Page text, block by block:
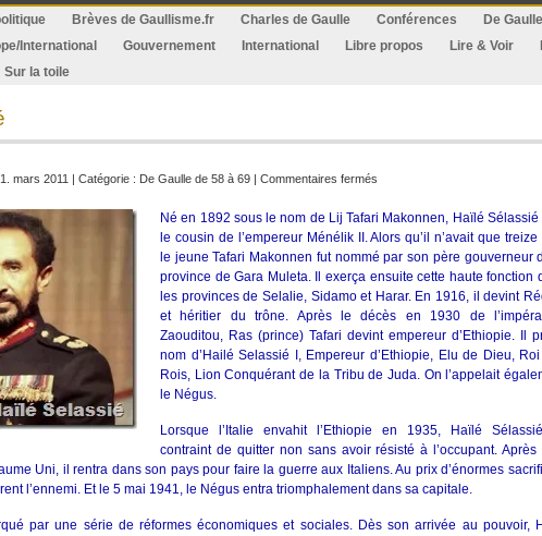
Brèves de Gaullisme.fr Charles de Gaulle Conférences De
International Gouvernement International Libre propos Lire & Voir
Sur la toile
mars 2011 | Catégorie : De Gaulle de 58 à 69 | Commentaires fermés
Selassié
Né en 1892 sous le nom de Lij Tafari Makonnen, Haïlé Sélassié
le cousin de l’empereur Ménélik II. Alors qu’il n’avait que treize
le jeune Tafari Makonnen fut nommé par son père gouverneur
province de Gara Muleta. Il exerça ensuite cette haute fonction
les provinces de Selalie, Sidamo et Harar. En 1916, il devint
et héritier du trône. Après le décès en 1930 de
Zaouditou, Ras (prince) Tafari devint empereur d’Ethiopie. Il
nom d’Hailé Selassié I, Empereur d’Ethiopie, Elu de Dieu,
Rois, Lion Conquérant de la Tribu de Juda. On l’appelait
le Négus.
Lorsque l’Italie envahit l’Ethiopie en 1935, Haïlé
contraint de quitter non sans avoir résisté à l’occupant. Après
Uni, il rentra dans son pays pour faire la guerre aux Italiens. Au prix d’énormes
l’ennemi. Et le 5 mai 1941, le Négus entra triomphalement dans sa capitale.
par une série de réformes économiques et sociales. Dès son arrivée au pouvoir,